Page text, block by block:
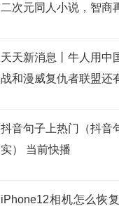
二次元同人小说，智商
天天新消息丨牛人用中
战和漫威复仇者联盟还
抖音句子上热门（抖音
实） 当前快播
iPhone12相机怎么恢